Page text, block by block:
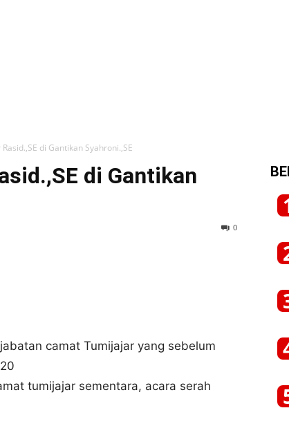
di Gantikan Syahroni.,SE
di Gantikan
0
camat Tumijajar yang sebelum
tumijajar sementara, acara serah